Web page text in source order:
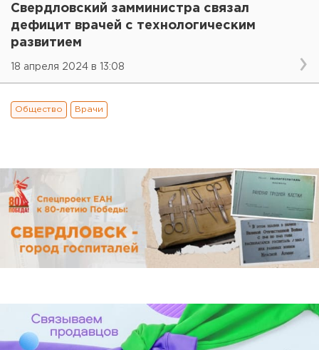
Свердловский замминистра связал
дефицит врачей с технологическим
развитием
18 апреля 2024 в 13:08
Общество Врачи